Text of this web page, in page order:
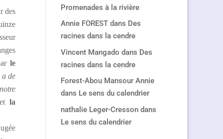
des
le
a de
la
Promenades à la rivière
Annie FORESTdans Des
racines dans la cendre
Vincent Mangado dans Des
racines dans la cendre
Forest-Abou Mansour Annie
dans Le sens du calendrier
nathalie Leger-Cressondans
Le sens du calendrier